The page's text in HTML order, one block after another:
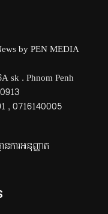
by PEN MEDIA
sk . Phnom Penh
, 0716140005
ការអនុញ្ញាត